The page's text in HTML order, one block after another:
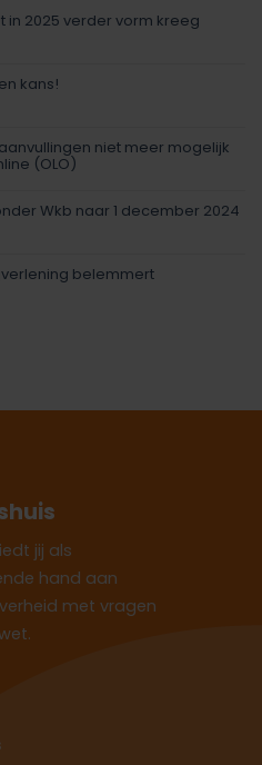
in 2025 verder vorm kreeg
kans!
niet meer mogelijk
(OLO)
Wkb naar 1 december 2024
belemmert
jij als
hand aan
met vragen